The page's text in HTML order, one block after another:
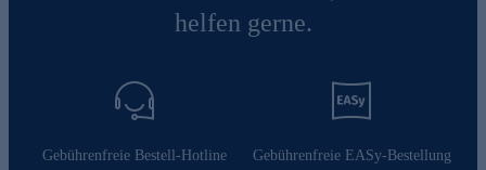
helfen gerne.
Gebührenfreie Bestell-Hotline Gebührenfreie EASy-Bestellung